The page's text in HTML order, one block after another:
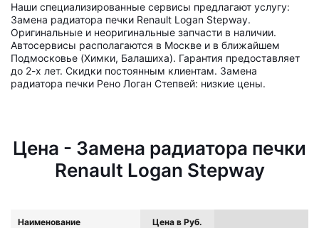
Наши специализированные сервисы предлагают услугу:
Замена радиатора печки Renault Logan Stepway.
Оригинальные и неоригинальные запчасти в наличии.
Автосервисы располагаются в Москве и в ближайшем
Подмосковье (Химки, Балашиха). Гарантия предоставляет
до 2-х лет. Скидки постоянным клиентам. Замена
радиатора печки Рено Логан Степвей: низкие цены.
Цена - Замена радиатора печки
Renault Logan Stepway
Наименование Цена в Руб.